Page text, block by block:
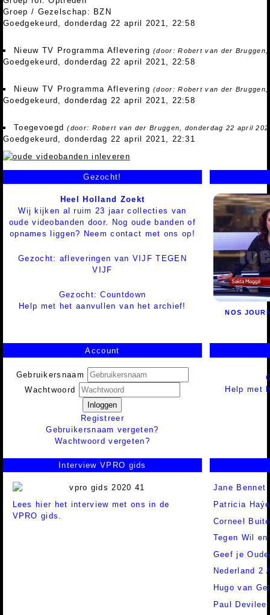
Groep / Gezelschap: BZN
Goedgekeurd, donderdag 22 april 2021, 22:58
Nieuw TV Programma Aflevering(door: Robert van der
Goedgekeurd, donderdag 22 april 2021, 22:58
Nieuw TV Programma Aflevering(door: Robert van der
Goedgekeurd, donderdag 22 april 2021, 22:58
Toegevoegd(door: Robert van der Bruggen, donderdag 22 april
Goedgekeurd, donderdag 22 april 2021, 22:31
Gezocht!
Heel Holland Zoekt
Wij kijken al ruim 23 jaar collecties van
oude videobanden door. Nog oude banden of
opnames liggen? Neem contact met ons op!
Gezocht: afleveringen van VIJF TEGEN
VIJF
Gezocht: Countdown
Help met het aanvullen van het archief!
NOS
Account
Gebruikersnaam
Wachtwoord
Inloggen
Registreer
Gebruikersnaam vergeten?
Wachtwoord vergeten?
Help met
Interview VPRO gids
Lees hier het interview met ons in de
VPRO gids.
Jane Bennet
Patricia
Corneel
Tegen Wil en
Geef je
Nederland 2
Hugo van
Paul Devilee